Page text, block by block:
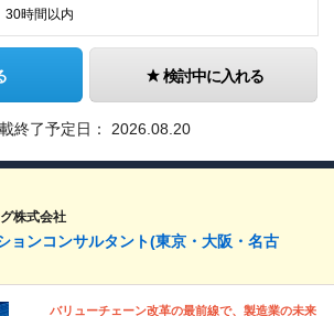
30時間以内
検討中に入れる
終了予定日： 2026.08.20
株式会社
ョンコンサルタント(東京・大阪・名古
バリューチェーン改革の最前線で、製造業の未来